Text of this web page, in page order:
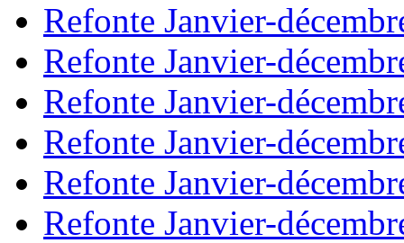
Refonte Janvier-
Refonte Janvier-
Refonte Janvier-
Refonte Janvier-
Refonte Janvier-
Refonte Janvier-